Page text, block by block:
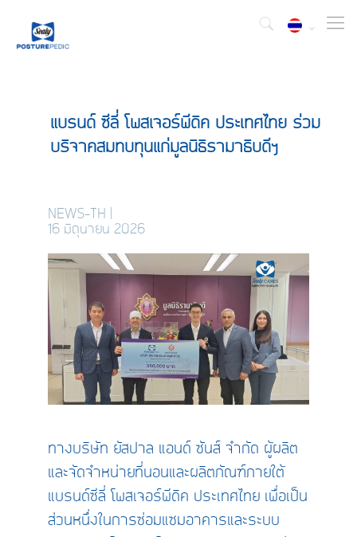
แบรนด์ ซีลี่ โพสเจอร์พีดิค ประเทศไทย ร่วม
บริจาคสมทบทุนแก่มูลนิธิรามาธิบดีฯ
NEWS-TH
16 มิถุนายน 2026
ทางบริษัท ยัสปาล แอนด์ ซันส์ จำกัด ผู้ผลิต
และจัดจำหน่ายที่นอนและผลิตภัณฑ์ภายใต้
แบรนด์ซีลี่ โพสเจอร์พีดิค ประเทศไทย เพื่อเป็น
ส่วนหนึ่งในการซ่อมแซมอาคารและระบบ